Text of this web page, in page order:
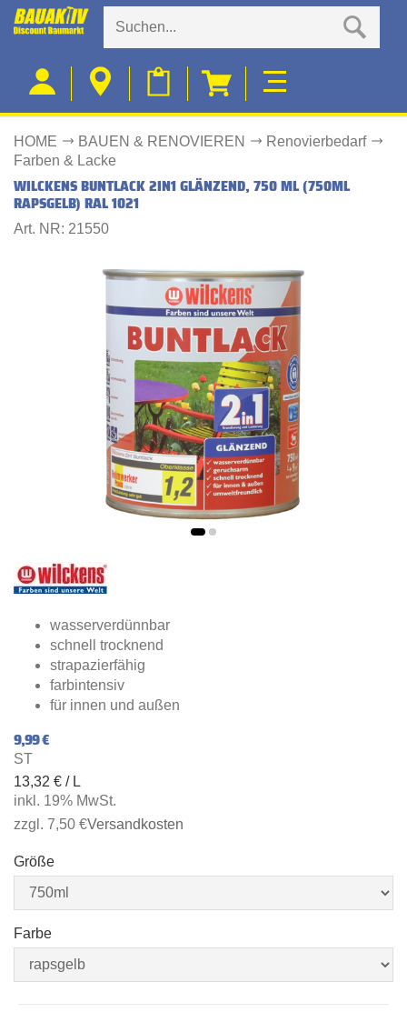
HOME BAUEN & RENOVIEREN
Renovierbedarf
Farben & Lacke
WILCKENS BUNTLACK 2IN1 GLÄNZEND, 750 ML (750ML
RAPSGELB) RAL 1021
Art. NR: 21550
wasserverdünnbar
schnell trocknend
strapazierfähig
farbintensiv
für innen und außen
9,99 €
ST
13,32 € / L
inkl. 19% MwSt.
zzgl. 7,50 €Versandkosten
Größe
Farbe